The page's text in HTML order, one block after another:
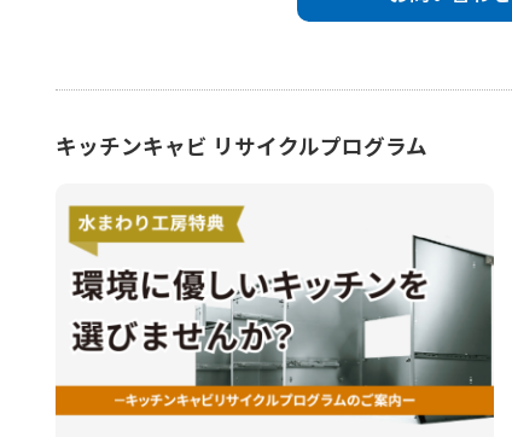
キッチンキャビ リサイクルプログラム